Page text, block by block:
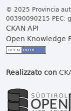
© 2025 Provincia
00390090215 PEC:
CKAN API
Open Knowledge
Realizzato con